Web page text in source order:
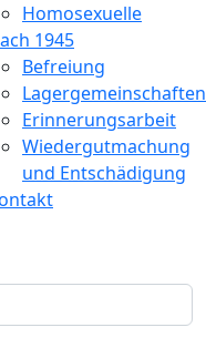
Homosexuelle
1945
Befreiung
Lagergemeinschaften
Erinnerungsarbeit
Wiedergutmachung
und Entschädigung